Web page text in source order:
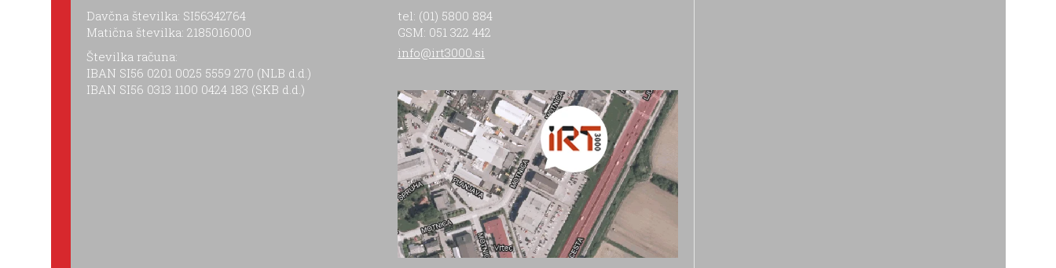
Davčna številka: SI56342764
Matična številka: 2185016000
Številka računa:
IBAN SI56 0201 0025 5559 270 (NLB d.d.)
IBAN SI56 0313 1100 0424 183 (SKB d.d.)
tel: (01) 5800 884
GSM: 051 322 442
info@irt3000.si